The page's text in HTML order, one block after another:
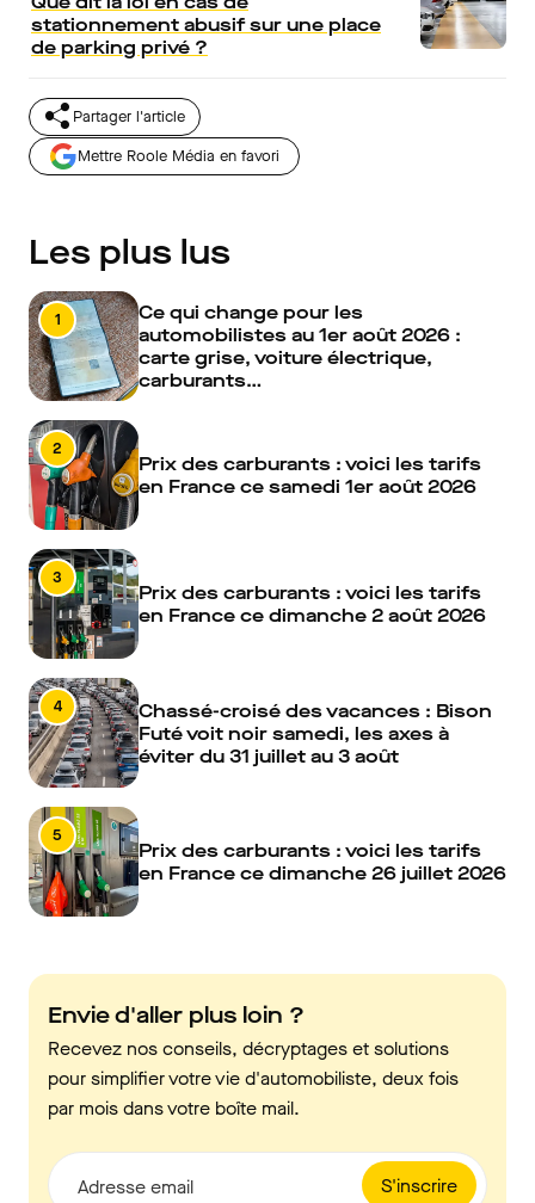
stationnement abusif sur une place
de parking privé ?
Partager l'article
Mettre Roole Média en favori
Les plus lus
1
Ce qui change pour les
automobilistes au 1er août 2026 :
carte grise, voiture électrique,
carburants…
2
Prix des carburants : voici les tarifs
en France ce samedi 1er août 2026
3
Prix des carburants : voici les tarifs
en France ce dimanche 2 août 2026
4
Chassé-croisé des vacances : Bison
Futé voit noir samedi, les axes à
éviter du 31 juillet au 3 août
5
Prix des carburants : voici les tarifs
en France ce dimanche 26 juillet 2026
Envie d'aller plus loin ?
Recevez nos conseils, décryptages et solutions
pour simplifier votre vie d'automobiliste, deux fois
par mois dans votre boîte mail.
S'inscrire
Adresse email